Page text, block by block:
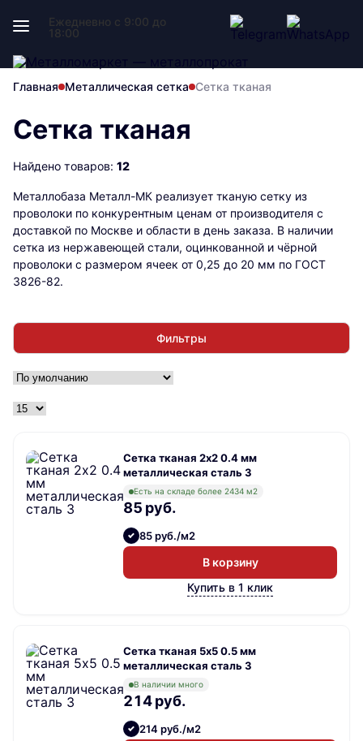
Ежедневно с 9:00 до
18:00
Главная Металлическая сетка Сетка тканая
Сетка тканая
Найдено товаров: 12
Металлобаза Металл-МК реализует тканую сетку из
проволоки по конкурентным ценам от производителя с
доставкой по Москве и области в день заказа. В наличии
сетка из нержавеющей стали, оцинкованной и чёрной
проволоки с размером ячеек от 0,25 до 20 мм по ГОСТ
3826-82.
Фильтры
Сетка тканая 2х2 0.4 мм
металлическая сталь 3
Есть на складе более 2434 м2
85 руб.
85 руб./м2
В корзину
Купить в 1 клик
Сетка тканая 5х5 0.5 мм
металлическая сталь 3
В наличии много
214 руб.
214 руб./м2